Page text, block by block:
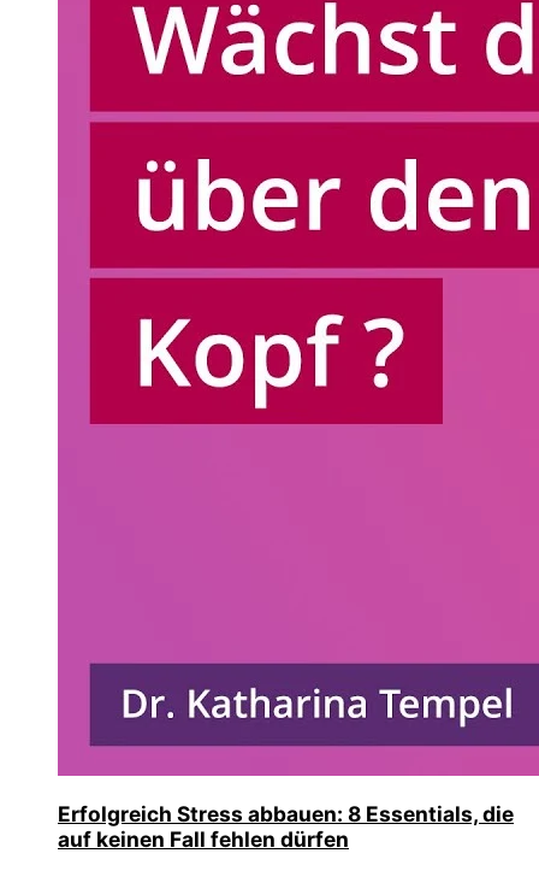
Erfolgreich Stress abbauen: 8 Essentials, die
auf keinen Fall fehlen dürfen